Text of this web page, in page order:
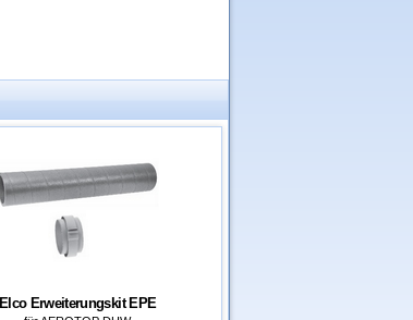
Elco Erweiterungskit EPE